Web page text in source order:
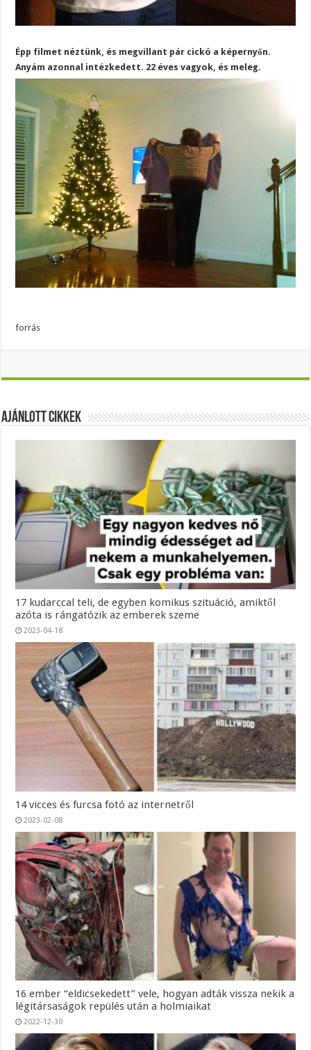
Épp filmet néztünk, és megvillant pár cickó a képernyőn.
Anyám azonnal intézkedett. 22 éves vagyok, és meleg.
forrás
Ajánlott Cikkek
17 kudarccal teli, de egyben komikus szituáció, amiktől
azóta is rángatózik az emberek szeme
2023-04-18
14 vicces és furcsa fotó az internetről
2023-02-08
16 ember “eldicsekedett” vele, hogyan adták vissza nekik a
légitársaságok repülés után a holmiaikat
2022-12-30